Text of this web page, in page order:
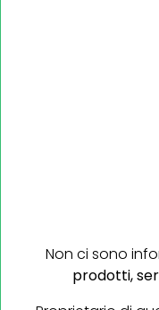
Non ci sono
prodotti,